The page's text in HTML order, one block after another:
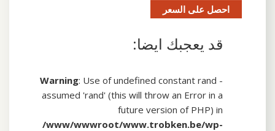
احصل على السعر
قد يعجبك ايضا:
Warning: Use of undefined constant rand -
assumed 'rand' (this will throw an Error in a
future version of PHP) in
/www/wwwroot/www.trobken.be/wp-